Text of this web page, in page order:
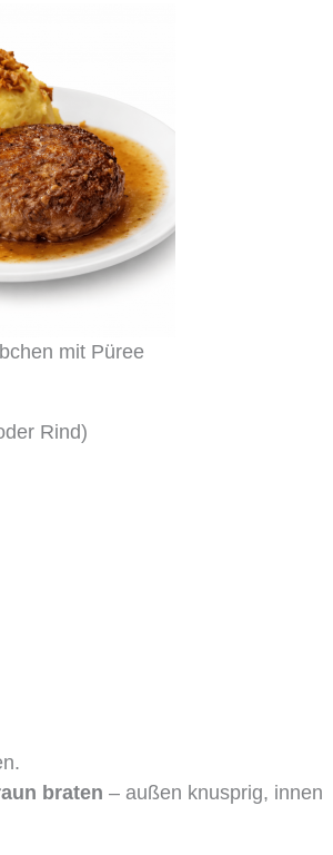
mit Püree
Rind)
braten – außen knusprig, innen